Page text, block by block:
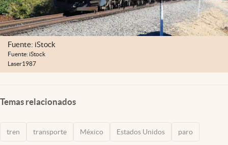
Fuente: iStock
Fuente: iStock
Laser1987
Temas relacionados
tren transporte México Estados Unidos paro